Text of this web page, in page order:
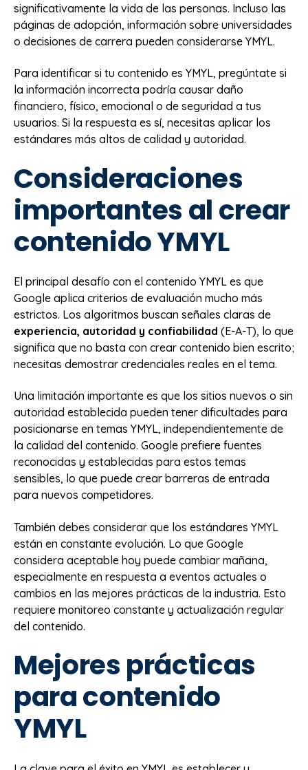
significativamente la vida de las personas. Incluso las
páginas de adopción, información sobre universidades
o decisiones de carrera pueden considerarse YMYL.
Para identificar si tu contenido es YMYL, pregúntate si
la información incorrecta podría causar daño
financiero, físico, emocional o de seguridad a tus
usuarios. Si la respuesta es sí, necesitas aplicar los
estándares más altos de calidad y autoridad.
Consideraciones
importantes al crear
contenido YMYL
El principal desafío con el contenido YMYL es que
Google aplica criterios de evaluación mucho más
estrictos. Los algoritmos buscan señales claras de
experiencia, autoridad y confiabilidad (E-A-T), lo que
significa que no basta con crear contenido bien escrito;
necesitas demostrar credenciales reales en el tema.
Una limitación importante es que los sitios nuevos o sin
autoridad establecida pueden tener dificultades para
posicionarse en temas YMYL, independientemente de
la calidad del contenido. Google prefiere fuentes
reconocidas y establecidas para estos temas
sensibles, lo que puede crear barreras de entrada
para nuevos competidores.
También debes considerar que los estándares YMYL
están en constante evolución. Lo que Google
considera aceptable hoy puede cambiar mañana,
especialmente en respuesta a eventos actuales o
cambios en las mejores prácticas de la industria. Esto
requiere monitoreo constante y actualización regular
del contenido.
Mejores prácticas
para contenido
YMYL